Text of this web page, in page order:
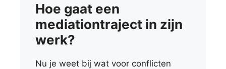
Hoe gaat een
mediationtraject in zijn
werk?
Nu je weet bij wat voor conflicten